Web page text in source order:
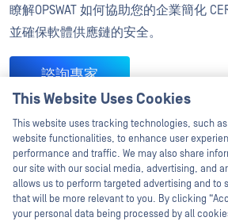
瞭解OPSWAT 如何協助您的企業簡化
並確保軟體供應鏈的安全。
諮詢專家
標籤：SBOM
This Website Uses Cookies
This website uses tracking technologies, such
website functionalities, to enhance user
performance and traffic. We may also share
our site with our social media, advertising, and
allows us to perform targeted advertising and to
that will be more relevant to you. By clicking
your personal data being processed by all
Hey there!
I'm Ozzy, your
How can I help you
today?